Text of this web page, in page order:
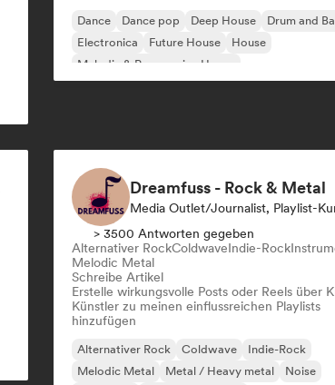
Dance Dance pop Deep House
Drum and
Electronica
Future House
House
Melodic & Progressive House
Dreamfuss - Rock & Metal
> 3500 Antworten gegeben
Alternativer RockColdwaveIndie-Rock
Melodic Metal
Schreibe Artikel
Erstelle wirkungsvolle Posts oder Reels über
Künstler zu meinen einflussreichen Playlists
hinzufügen
Alternativer Rock Coldwave
Indie-Rock
Melodic Metal
Metal / Heavy metal
Noise